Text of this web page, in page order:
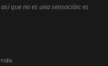
que no es una sensación: es